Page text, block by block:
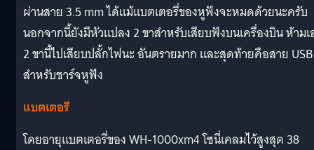
ผ่านสาย 3.5 mm ได้แม้แบตเตอรี่ของหูฟังจะหมดด้วยนะครับ
นอกจากนี้ยังมีหัวแปลง 2 ขาสำหรับเสียบฟังบนเครื่องบิน ห้ามเ
2 ขานี้ไปเสียบปลั้กไฟนะ อันตรายมาก และสุดท้ายคือสาย
สำหรับชาร์จหูฟัง
แบตเตอรี
โดยอายุแบตเตอรี่ของ WH-1000xm4 โซนี่เคลมไว้สูงสุด 38